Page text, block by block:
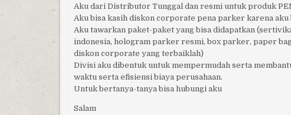
Aku dari Distributor Tunggal dan resmi untuk produk
Aku bisa kasih diskon corporate pena parker karena aku
Aku tawarkan paket-paket yang bisa didapatkan
indonesia, hologram parker resmi, box parker, paper
diskon corporate yang terbaiklah)
Divisi aku dibentuk untuk mempermudah serta
waktu serta efisiensi biaya perusahaan.
Untuk bertanya-tanya bisa hubungi aku
Salam